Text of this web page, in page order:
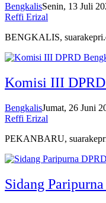
BengkalisSenin, 13 Juli
Reffi Erizal
BENGKALIS,
Komisi III
BengkalisJumat, 26 Juni
Reffi Erizal
PEKANBARU,
Sidang